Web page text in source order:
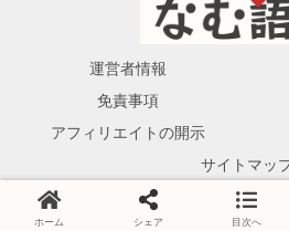
運営者情報
免責事項
アフィリエイトの開示
サイトマッ
© 2023-2026 な
ホーム シェア 目次へ